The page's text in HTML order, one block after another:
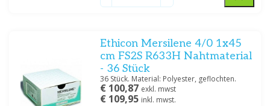
Ethicon Mersilene 4/0 1x45
cm FS2S R633H Nahtmaterial
- 36 Stück
36 Stück. Material: Polyester, geflochten.
€ 100,87 exkl. mwst
€ 109,95 inkl. mwst.